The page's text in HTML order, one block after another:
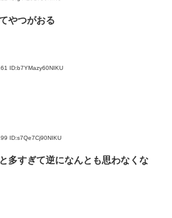
やつがおる
ID:b7YMazy60NIKU
ID:s7Qe7Cj90NIKU
多すぎて逆になんとも思わなくな